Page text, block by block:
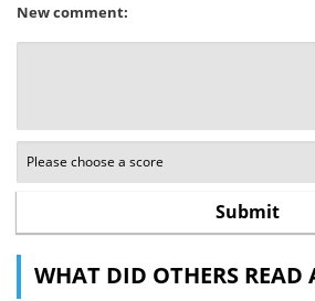
New comment:
WHAT DID OTHERS READ